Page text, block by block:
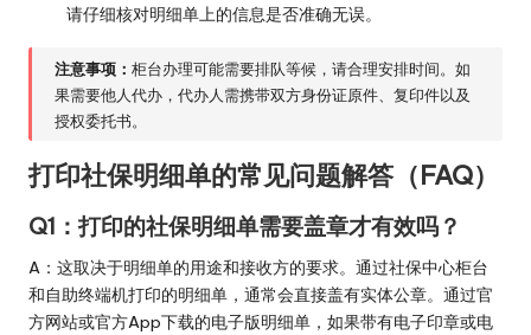
请仔细核对明细单上的信息是否准确无误。
注意事项：柜台办理可能需要排队等候，请合理安排时间。如
果需要他人代办，代办人需携带双方身份证原件、复印件以及
授权委托书。
打印社保明细单的常见问题解答（FAQ）
Q1：打印的社保明细单需要盖章才有效吗？
A：这取决于明细单的用途和接收方的要求。通过社保中心柜台
和自助终端机打印的明细单，通常会直接盖有实体公章。通过官
方网站或官方App下载的电子版明细单，如果带有电子印章或电